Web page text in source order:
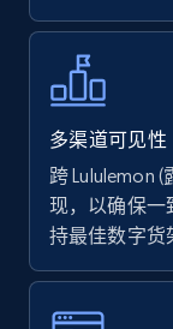
using
URL, Final
more.
5.6K+
Walmart -
多渠道可见性
跨 Lululemon
现，以确保一
持最佳数字货